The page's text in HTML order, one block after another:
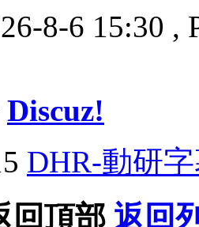
8-6 15:30 ,
Discuz!
DHR-動研
回頂部 返回